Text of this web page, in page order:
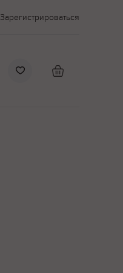
Зарегистрироваться